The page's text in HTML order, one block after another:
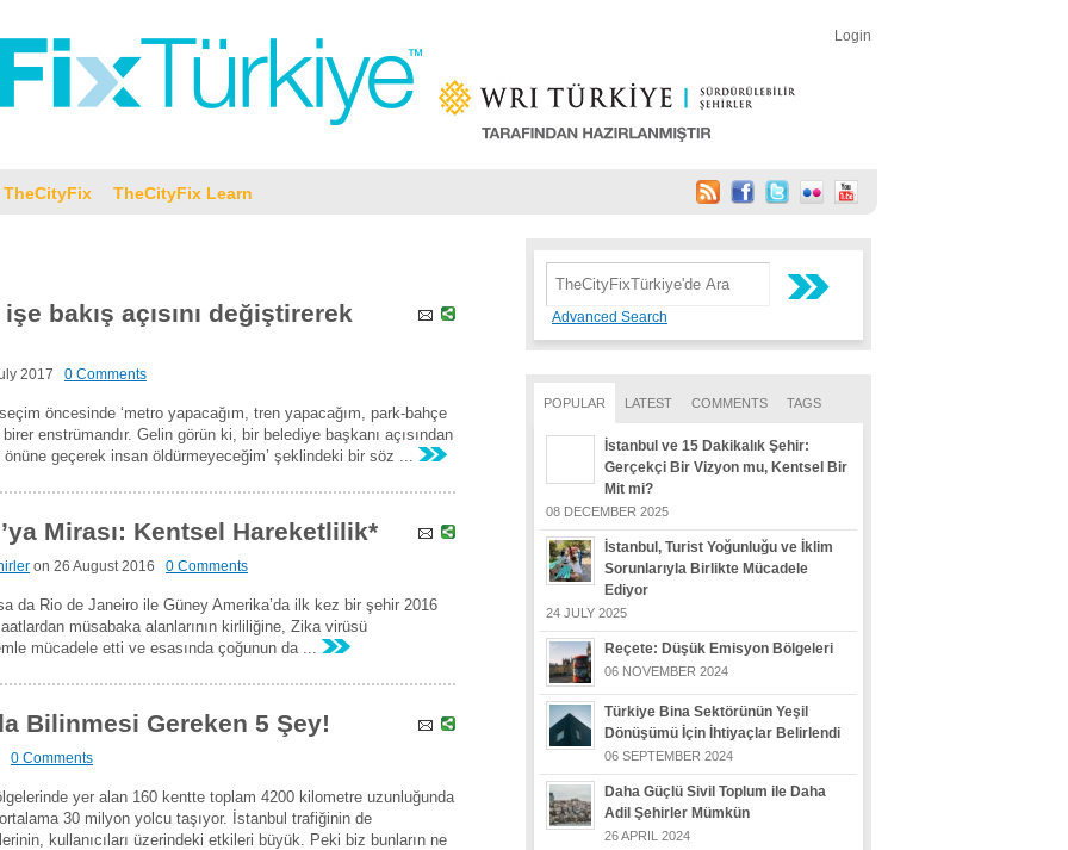
Login
TheCityFix TheCityFix Learn
Advanced Search
POPULAR LATEST COMMENTS TAGS
İstanbul ve 15 Dakikalık Şehir:
Gerçekçi Bir Vizyon mu, Kentsel Bir
Mit mi?
08 DECEMBER 2025
İstanbul, Turist Yoğunluğu ve İklim
Sorunlarıyla Birlikte Mücadele
Ediyor
24 JULY 2025
Reçete: Düşük Emisyon Bölgeleri
06 NOVEMBER 2024
Türkiye Bina Sektörünün Yeşil
Dönüşümü İçin İhtiyaçlar Belirlendi
06 SEPTEMBER 2024
Daha Güçlü Sivil Toplum ile Daha
Adil Şehirler Mümkün
26 APRIL 2024
bakış açısını değiştirerek
2017 0 Comments
öncesinde ‘metro yapacağım, tren yapacağım, park-bahçe
enstrümandır. Gelin görün ki, bir belediye başkanı açısından
önüne geçerek insan öldürmeyeceğim’ şeklindeki bir söz ...
Mirası: Kentsel Hareketlilik*
on 26 August 2016 0 Comments
da Rio de Janeiro ile Güney Amerika’da ilk kez bir şehir 2016
müsabaka alanlarının kirliliğine, Zika virüsü
mücadele etti ve esasında çoğunun da ...
Bilinmesi Gereken 5 Şey!
0 Comments
yer alan 160 kentte toplam 4200 kilometre uzunluğunda
30 milyon yolcu taşıyor. İstanbul trafiğinin de
kullanıcıları üzerindeki etkileri büyük. Peki biz bunların ne